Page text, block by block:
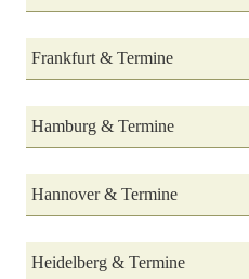
Frankfurt & Termine
Hamburg & Termine
Hannover & Termine
Heidelberg & Termine